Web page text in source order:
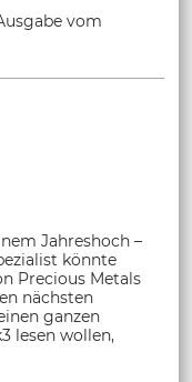
vom
Jahreshoch –
könnte
Precious Metals
nächsten
ganzen
lesen wollen,